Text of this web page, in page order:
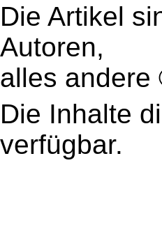
Die Artikel
Autoren,
alles andere
Die Inhalte
verfügbar.